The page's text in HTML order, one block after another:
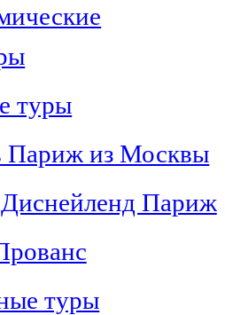
туры
Париж из Москвы
Париж
туры